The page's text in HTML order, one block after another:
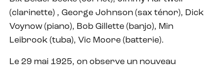
(clarinette) , George Johnson (sax ténor), Dick
Voynow (piano), Bob Gillette (banjo), Min
Leibrook (tuba), Vic Moore (batterie).
Le 29 mai 1925, on observe un nouveau